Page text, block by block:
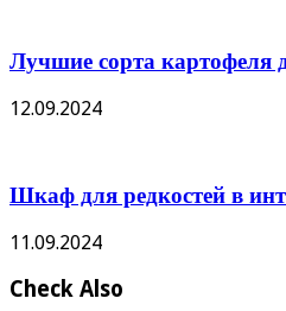
Лучшие сорта картофеля
12.09.2024
Шкаф для редкостей в
11.09.2024
Check Also